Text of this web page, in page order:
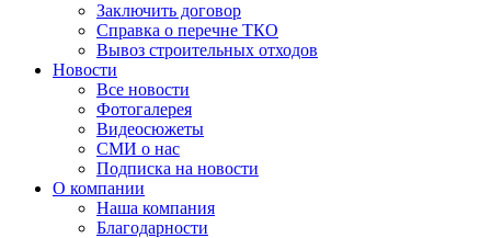
Заключить договор
Справка о перечне ТКО
Вывоз строительных отходов
Новости
Все новости
Фотогалерея
Видеосюжеты
СМИ о нас
Подписка на новости
О компании
Наша компания
Благодарности